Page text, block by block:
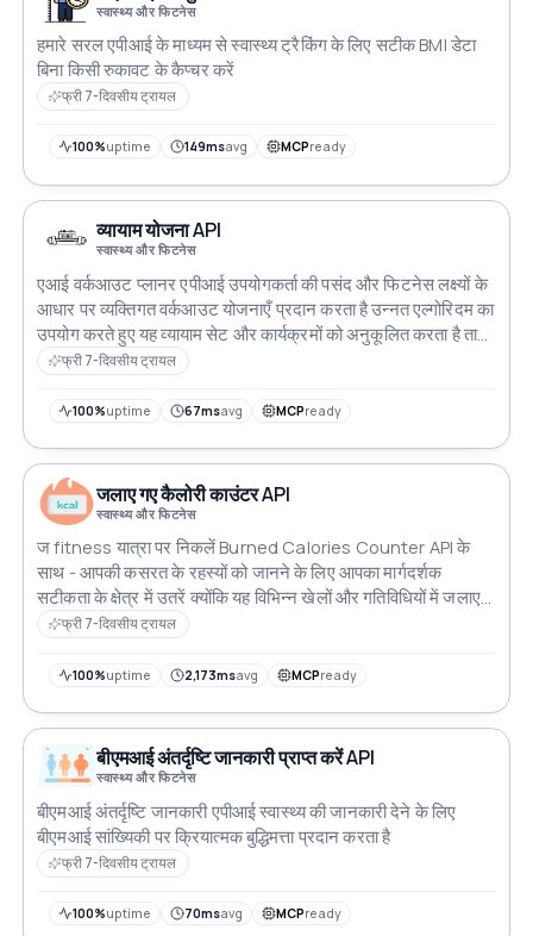
स्वास्थ्य और फिटनेस
हमारे सरल एपीआई के माध्यम से स्वास्थ्य ट्रैकिंग के लिए सटीक BMI डेटा
बिना किसी रुकावट के कैप्चर करें
फ्री 7-दिवसीय ट्रायल
100%uptime 149msavg MCPready
व्यायाम योजना API
स्वास्थ्य और फिटनेस
एआई वर्कआउट प्लानर एपीआई उपयोगकर्ता की पसंद और फिटनेस लक्ष्यों के
आधार पर व्यक्तिगत वर्कआउट योजनाएँ प्रदान करता है उन्नत एल्गोरिदम का
उपयोग करते हुए यह व्यायाम सेट और कार्यक्रमों को अनुकूलित करता है ताकि
प्रशिक्षण की दक्षता को बढ़ाया जा सके डेवलपर्स के लिए आदर्श जो फिटनेस
कर रहे हैं
फ्री 7-दिवसीय ट्रायल
100%uptime 67msavg MCPready
जलाए गए कैलोरी काउंटर API
स्वास्थ्य और फिटनेस
ज fitness यात्रा पर निकलें Burned Calories Counter API के
साथ - आपकी कसरत के रहस्यों को जानने के लिए आपका मार्गदर्शक
सटीकता के क्षेत्र में उतरें क्योंकि यह विभिन्न खेलों और गतिविधियों में जलाए
गए कैलोरी की गणना करता है वजन और अवधि को कस्टमाइज करें ताकि
बदल सकें
फ्री 7-दिवसीय ट्रायल
100%uptime 2,173msavg MCPready
बीएमआई अंतर्दृष्टि जानकारी प्राप्त करें API
स्वास्थ्य और फिटनेस
बीएमआई अंतर्दृष्टि जानकारी एपीआई स्वास्थ्य की जानकारी देने के लिए
बीएमआई सांख्यिकी पर क्रियात्मक बुद्धिमत्ता प्रदान करता है
फ्री 7-दिवसीय ट्रायल
100%uptime 70msavg MCPready